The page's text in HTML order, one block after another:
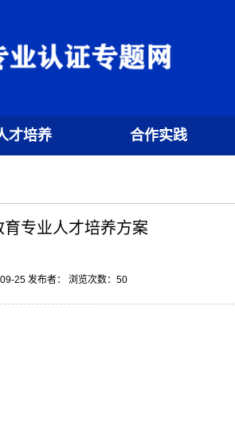
才培养 合作实践
专业人才培养方案
25 发布者： 浏览次数： 50